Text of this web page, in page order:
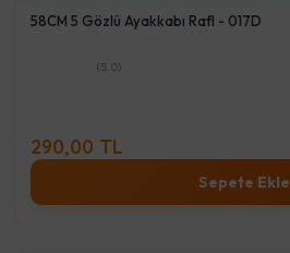
58CM 5 Gözlü Ayakkabı RafI - 017D
(5.0)
290,00 TL
Sepete Ekle